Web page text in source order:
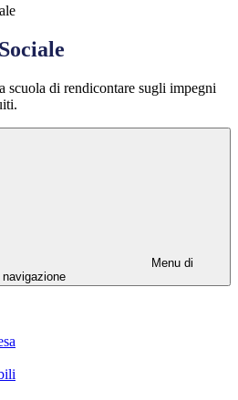
scuola di rendicontare sugli impegni
Menu di
navigazione